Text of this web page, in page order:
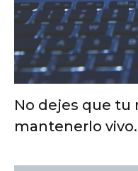
No dejes que tu
mantenerlo vivo.